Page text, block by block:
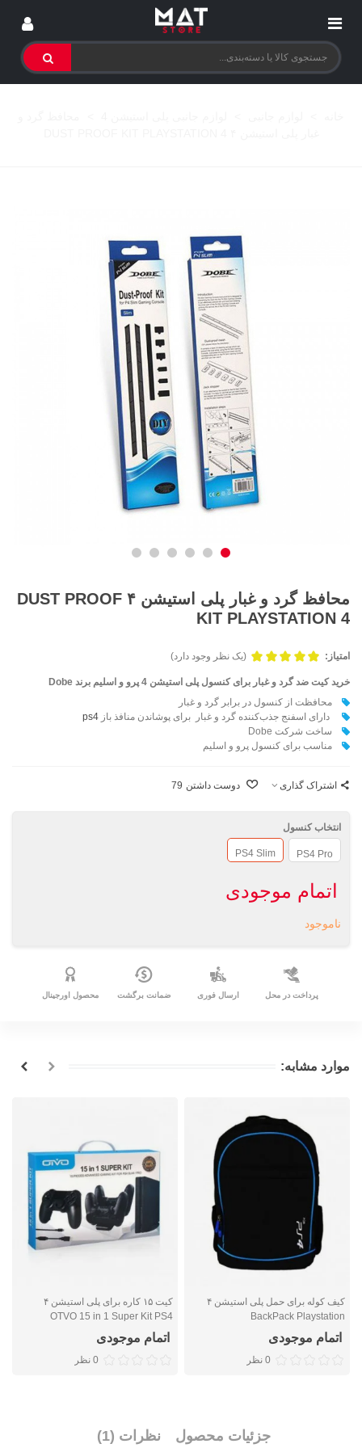
محافظ گرد و غبار پلی استیشن ۴ DUST PROOF
KIT PLAYSTATION 4
امتیاز: (یک نظر وجود دارد)
خرید کیت ضد گرد و غبار برای کنسول پلی استیشن 4 پرو و اسلیم برند Dobe
محافظت از کنسول در برابر گرد و غبار
دارای اسفنج جذب‌کننده گرد و غبار برای پوشاندن منافذ بازps4
ساخت شرکت Dobe
مناسب برای کنسول پرو و اسلیم
اشتراک گذاری دوست داشتن 79
انتخاب کنسول
PS4 Pro
PS4 Slim
اتمام موجودی
ناموجود
پرداخت در محل ارسال فوری ضمانت برگشت محصول اورجینال
موارد مشابه:
کیف کوله برای حمل پلی استیشن ۴
BackPack Playstation
اتمام موجودی
0 نظر
کیت ۱۵ کاره برای پلی استیشن ۴
OTVO 15 in 1 Super Kit PS4
اتمام موجودی
0 نظر
جزئیات محصول نظرات (1)